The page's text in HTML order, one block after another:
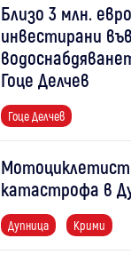
Близо 3 млн.
инвестирани във
Гоце Делчев
Гоце Делчев
катастрофа в
Дупница Крими